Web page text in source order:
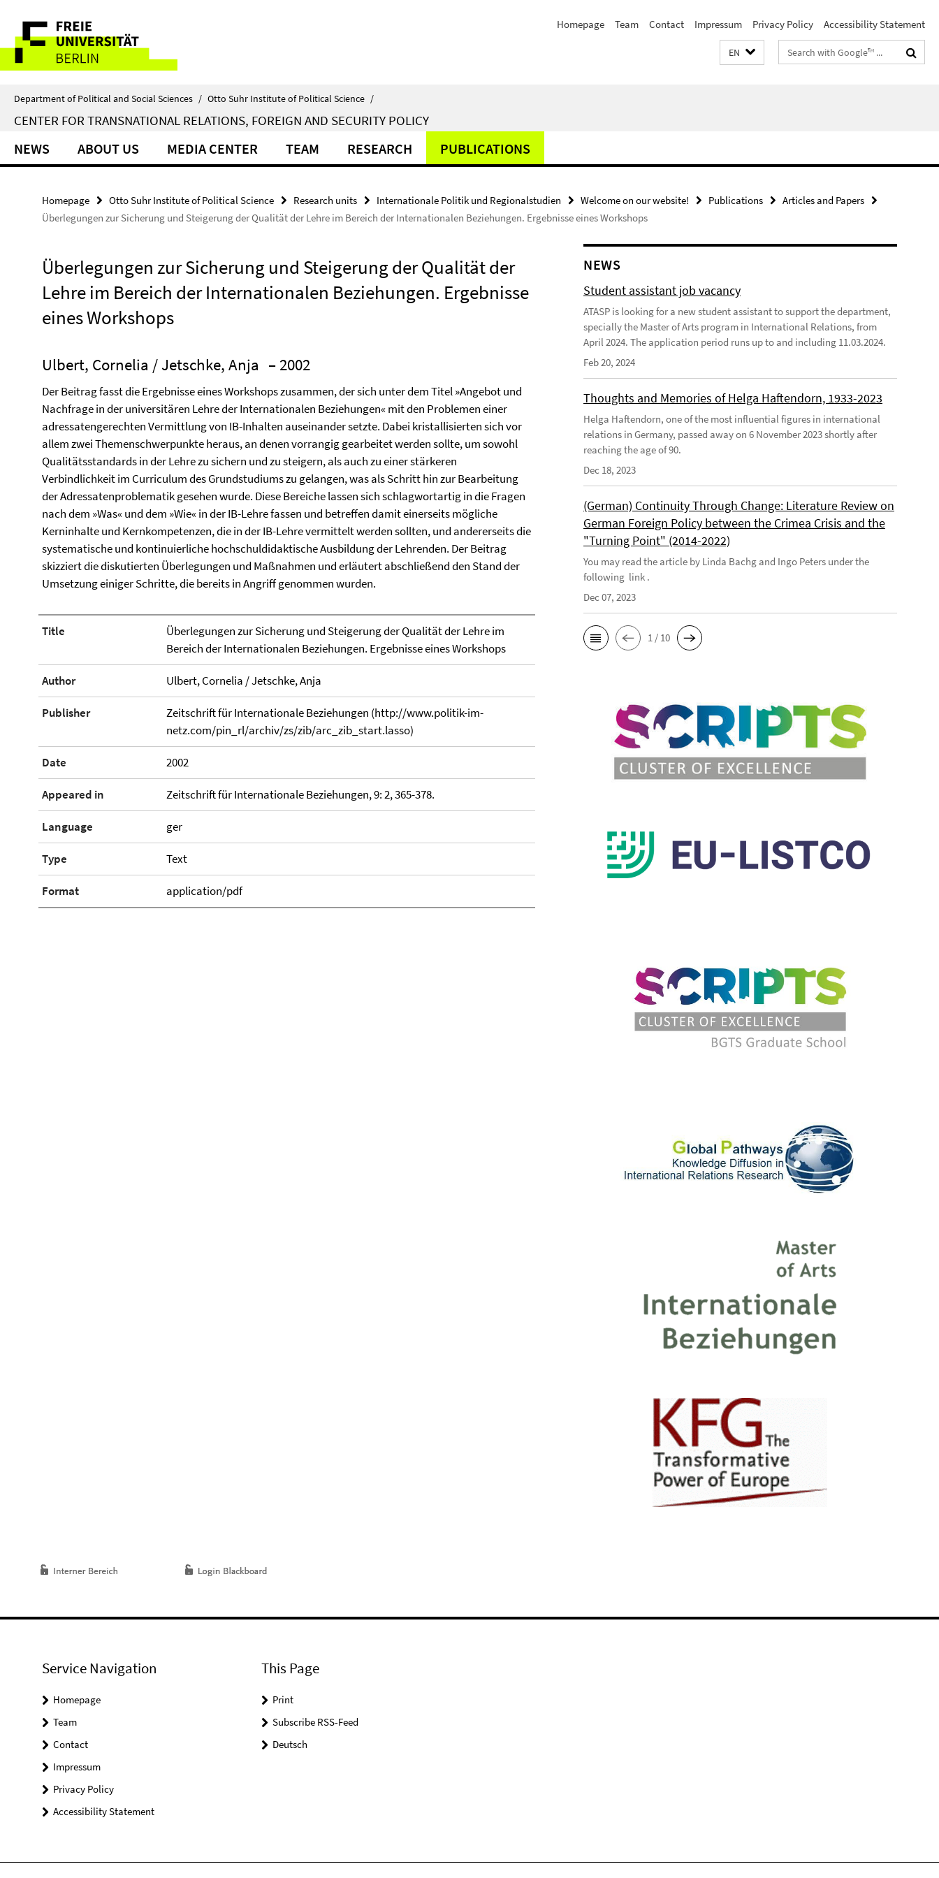
direkt
Inhalt
Service
Navigation
Homepage Team Contact Impressum Privacy Policy Accessibility Statement
EN
Search
terms
Department of Political and Social Sciences / Otto Suhr Institute of Political Science /
CENTER FOR TRANSNATIONAL RELATIONS, FOREIGN AND SECURITY POLICY
NEWS ABOUT US MEDIA CENTER TEAM RESEARCH PUBLICATIONS
Homepage Otto Suhr Institute of Political Science Research units Internationale Politik und Regionalstudien Welcome on our website! Publications
Articles and Papers
Überlegungen zur Sicherung und Steigerung der Qualität der Lehre im Bereich der Internationalen Beziehungen. Ergebnisse eines Workshops
Überlegungen zur Sicherung und Steigerung der Qualität der
Lehre im Bereich der Internationalen Beziehungen. Ergebnisse
eines Workshops
Ulbert, Cornelia / Jetschke, Anja – 2002
Der Beitrag fasst die Ergebnisse eines Workshops zusammen, der sich unter dem Titel »Angebot und
Nachfrage in der universitären Lehre der Internationalen Beziehungen« mit den Problemen einer
adressatengerechten Vermittlung von IB-Inhalten auseinander setzte. Dabei kristallisierten sich vor
allem zwei Themenschwerpunkte heraus, an denen vorrangig gearbeitet werden sollte, um sowohl
Qualitätsstandards in der Lehre zu sichern und zu steigern, als auch zu einer stärkeren
Verbindlichkeit im Curriculum des Grundstudiums zu gelangen, was als Schritt hin zur Bearbeitung
der Adressatenproblematik gesehen wurde. Diese Bereiche lassen sich schlagwortartig in die Fragen
nach dem »Was« und dem »Wie« in der IB-Lehre fassen und betreffen damit einerseits mögliche
Kerninhalte und Kernkompetenzen, die in der IB-Lehre vermittelt werden sollten, und andererseits die
systematische und kontinuierliche hochschuldidaktische Ausbildung der Lehrenden. Der Beitrag
skizziert die diskutierten Überlegungen und Maßnahmen und erläutert abschließend den Stand der
Umsetzung einiger Schritte, die bereits in Angriff genommen wurden.
Title
Überlegungen zur Sicherung und Steigerung der Qualität der Lehre im
Bereich der Internationalen Beziehungen. Ergebnisse eines Workshops
Author Ulbert, Cornelia / Jetschke, Anja
Publisher
Zeitschrift für Internationale Beziehungen (http://www.politik-im-
netz.com/pin_rl/archiv/zs/zib/arc_zib_start.lasso)
Date 2002
Appeared in Zeitschrift für Internationale Beziehungen, 9: 2, 365-378.
Language ger
Type Text
Format application/pdf
NEWS
Student assistant job vacancy
ATASP is looking for a new student assistant to support the department,
specially the Master of Arts program in International Relations, from
April 2024. The application period runs up to and including 11.03.2024.
Feb 20, 2024
Thoughts and Memories of Helga Haftendorn, 1933-2023
Helga Haftendorn, one of the most influential figures in international
relations in Germany, passed away on 6 November 2023 shortly after
reaching the age of 90.
Dec 18, 2023
(German) Continuity Through Change: Literature Review on
German Foreign Policy between the Crimea Crisis and the
"Turning Point" (2014-2022)
You may read the article by Linda Bachg and Ingo Peters under the
following link .
Dec 07, 2023
1 / 10
Service Navigation
Homepage
Team
Contact
Impressum
Privacy Policy
Accessibility Statement
This Page
Print
Subscribe RSS-Feed
Deutsch